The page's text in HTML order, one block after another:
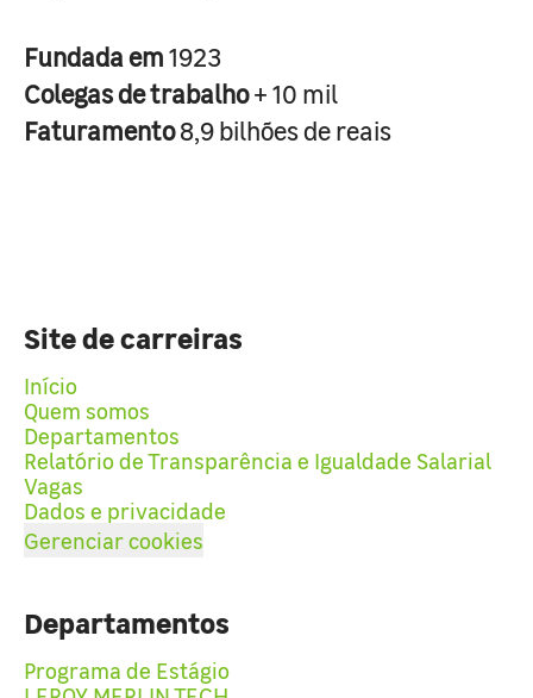
Fundada em1923
Colegas de trabalho+ 10 mil
Faturamento8,9 bilhões de reais
Site de carreiras
Início
Quem somos
Departamentos
Relatório de Transparência e Igualdade Salarial
Vagas
Dados e privacidade
Gerenciar cookies
Departamentos
Programa de Estágio